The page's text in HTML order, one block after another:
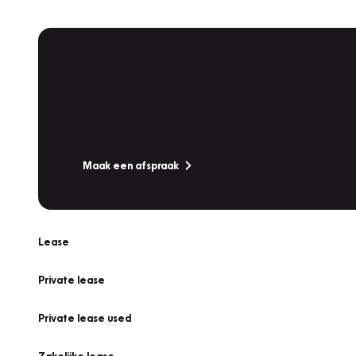
Maak een afspraak
Lease
Private lease
Private lease used